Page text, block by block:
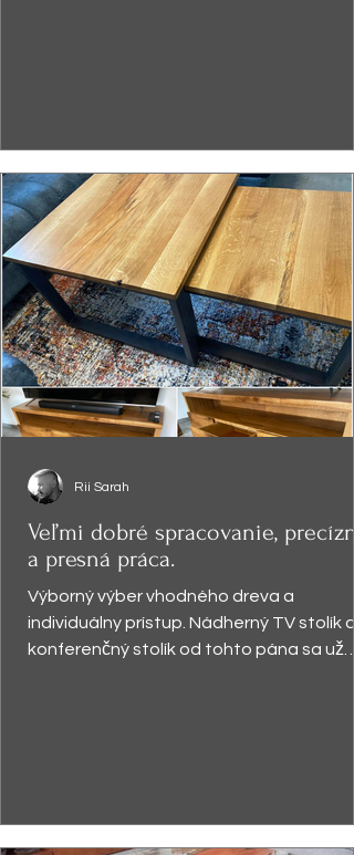
Veľmi dobré spracovanie, precízna
a presná práca.
Výborný výber vhodného dreva a
individuálny prístup. Nádherný TV stolík a
konferenčný stolík od tohto pána sa už
Rii Sarah